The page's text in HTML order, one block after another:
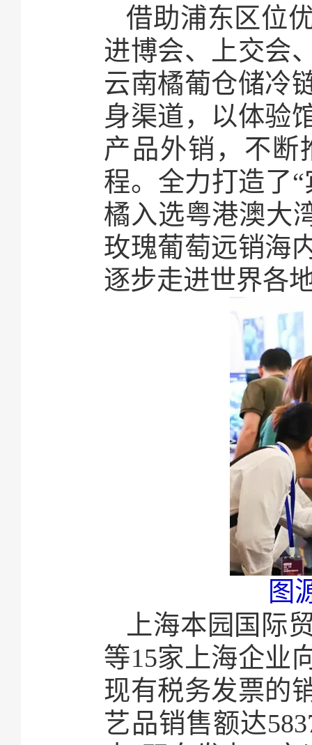
借助浦东区位
进博会、上交会
云南橘葡仓储冷
身渠道，以体验
产品外销，不断
程。全力打造了
橘入选粤港澳大
玫瑰葡萄远销海
逐步走进世界各
图
上海本园国际
等15家上海企业
现有税务发票的
艺品销售额达